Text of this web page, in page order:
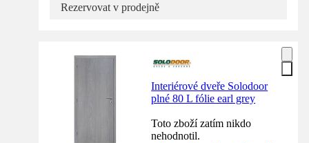
Rezervovat v prodejně
Interiérové dveře Solodoor
plné 80 L fólie earl grey
Toto zboží zatím nikdo
nehodnotil.